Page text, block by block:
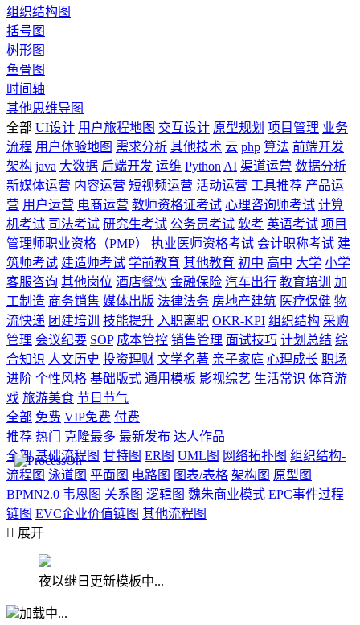
组织结构图
括号图
树形图
鱼骨图
时间轴
其他思维导图
全部 UI设计 用户旅程地图 交互设计 原型规划 项目管理 业务
流程 用户体验地图 需求分析 其他技术 云 php 算法 前端开发
架构 java 大数据 后端开发 运维 Python AI 渠道运营 数据分析
新媒体运营 内容运营 短视频运营 活动运营 工具推荐 产品运
营 用户运营 电商运营 教师资格证考试 心理咨询师考试 计算
机考试 司法考试 研究生考试 公务员考试 软考 英语考试 项目
管理师职业资格（PMP）
执业医师资格考试 会计职称考试 建
筑师考试 建造师考试 学前教育 其他教育 初中 高中 大学 小学
客服咨询 其他岗位 酒店餐饮 金融保险 汽车出行 教育培训
加
工制造 商务销售 媒体出版 法律法务 房地产建筑 医疗保健 物
流快递 团建培训 技能提升 入职离职 OKR-KPI 组织结构 采购
管理 会议纪要 SOP 成本管控 销售管理 面试技巧 计划总结 综
合知识 人文历史 投资理财 文学名著 亲子家庭 心理成长 职场
进阶 个性风格 基础版式 通用模板 影视综艺 生活常识 体育游
戏 旅游美食 节日节气
全部 免费 VIP免费 付费
推荐 热门 克隆最多 最新发布 达人作品
全部 基础流程图 甘特图 ER图 UML图 网络拓扑图 组织结构-
流程图 泳道图 平面图 电路图 图表/表格 架构图 原型图
BPMN2.0 韦恩图 关系图 逻辑图 魏朱商业模式 EPC事件过程
链图 EVC企业价值链图 其他流程图
 展开
夜以继日更新模板中...
加载中...